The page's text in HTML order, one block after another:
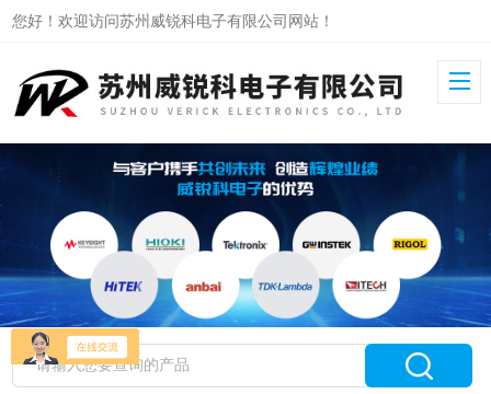
您好！欢迎访问苏州威锐科电子有限公司网站！